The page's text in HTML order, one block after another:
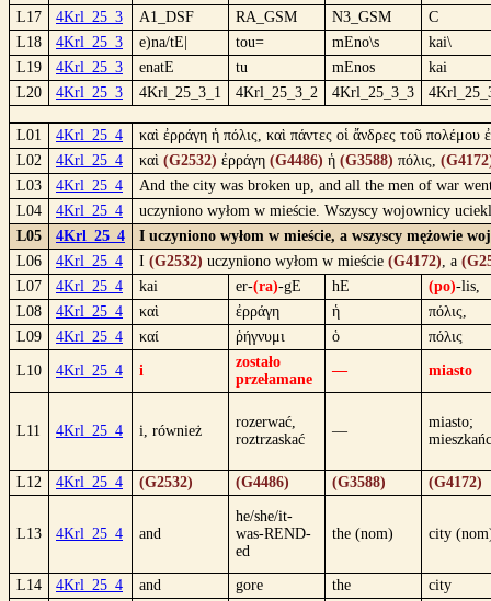
L17
4Krl_25_3 A1_DSF RA_GSM N3_GSM
C
L18
4Krl_25_3 e)na/tE| tou= mEno\s
kai\
L19
4Krl_25_3 enatE tu mEnos
kai
L20
4Krl_25_3 4Krl_25_3_1 4Krl_25_3_2 4Krl_25_3_3
L01 4Krl_25_4
καὶ ἐρράγη ἡ πόλις, καὶ πάντες οἱ ἄνδρες τοῦ
L02
4Krl_25_4 καὶ (G2532) ἐρράγη (G4486) ἡ (G3588) πόλις,
L03
4Krl_25_4
And the city was broken up, and all the men of war
L04
4Krl_25_4
uczyniono wyłom w mieście. Wszyscy wojownicy
L05
4Krl_25_4
I uczyniono wyłom w mieście, a wszyscy mężowie
L06
4Krl_25_4 I (G2532) uczyniono wyłom w mieście (G4172), a
L07
4Krl_25_4 kai er-(ra)-gE hE (po)-lis,
L08
4Krl_25_4 καὶ ἐρράγη ἡ
πόλις,
L09
4Krl_25_4 καί ῥήγνυμι ὁ πόλις
L10 4Krl_25_4 i
zostało
przełamane
— miasto
L11 4Krl_25_4 i, również
rozerwać,
roztrzaskać
—
miasto;
L12 4Krl_25_4 (G2532) (G4486) (G3588) (G4172)
L13 4Krl_25_4 and
he/she/it-
was-REND-
ed
the (nom) city
L14 4Krl_25_4 and gore the
city